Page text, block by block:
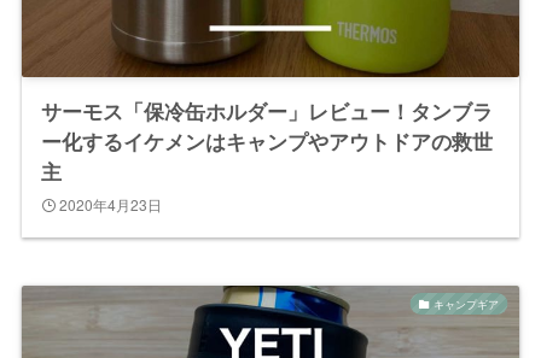
サーモス「保冷缶ホルダー」レビュー！タンブラ
ー化するイケメンはキャンプやアウトドアの救世
主
2020年4月23日
キャンプギア